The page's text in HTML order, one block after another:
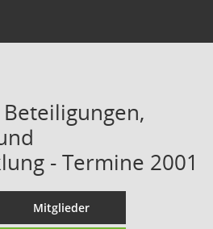
- Termine 2001
Mitglieder